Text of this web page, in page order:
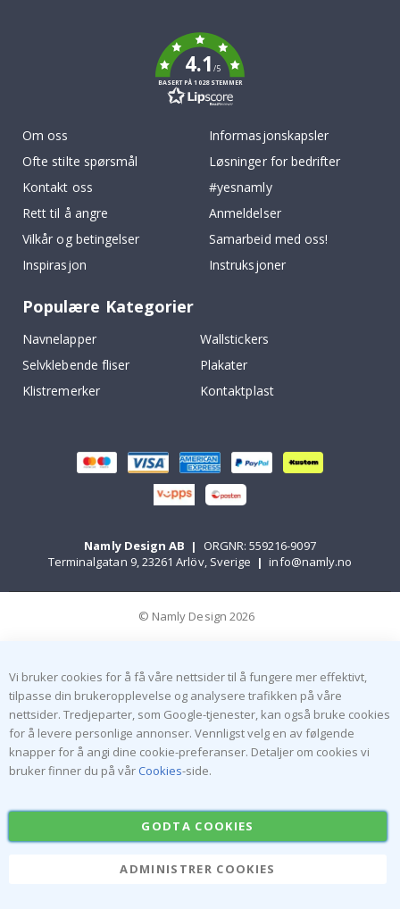
4.1/5
BASERT PÅ 1028 STEMMER
Om oss
Ofte stilte spørsmål
Kontakt oss
Rett til å angre
Vilkår og betingelser
Inspirasjon
Informasjonskapsler
Løsninger for bedrifter
#yesnamly
Anmeldelser
Samarbeid med oss!
Instruksjoner
Populære Kategorier
Navnelapper
Wallstickers
Selvklebende fliser
Plakater
Klistremerker
Kontaktplast
Namly Design AB |
ORGNR: 559216-9097
Terminalgatan 9, 23261 Arlöv, Sverige | info@namly.no
© Namly Design 2026
Vi bruker cookies for å få våre nettsider til å fungere mer effektivt,
tilpasse din brukeropplevelse og analysere trafikken på våre
nettsider. Tredjeparter, som Google-tjenester, kan også bruke cookies
for å levere personlige annonser. Vennligst velg en av følgende
knapper for å angi dine cookie-preferanser. Detaljer om cookies vi
bruker finner du på vår Cookies-side.
GODTA COOKIES
ADMINISTRER COOKIES